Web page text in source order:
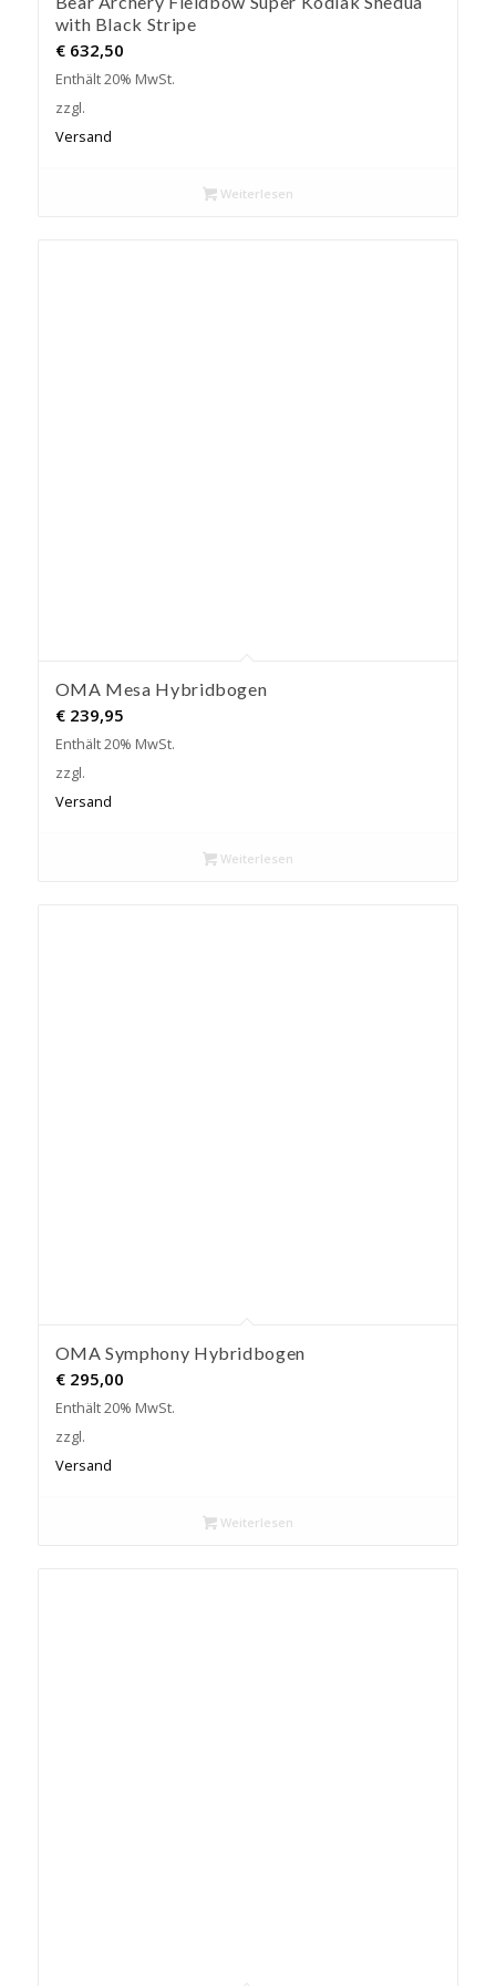
with Black Stripe
€632,50
Enthält 20% MwSt.
zzgl.
Versand
Weiterlesen
OMA Mesa Hybridbogen
€239,95
Enthält 20% MwSt.
zzgl.
Versand
Weiterlesen
OMA Symphony Hybridbogen
€295,00
Enthält 20% MwSt.
zzgl.
Versand
Weiterlesen